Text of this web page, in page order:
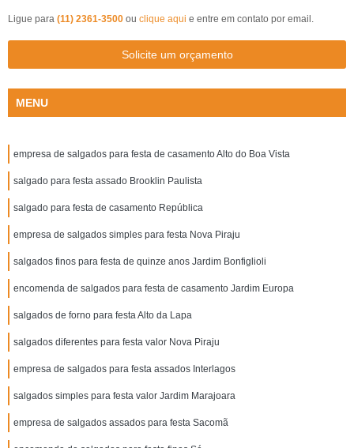
Ligue para (11) 2361-3500 ou clique aqui e entre em contato por email.
Solicite um orçamento
MENU
empresa de salgados para festa de casamento Alto do Boa Vista
salgado para festa assado Brooklin Paulista
salgado para festa de casamento República
empresa de salgados simples para festa Nova Piraju
salgados finos para festa de quinze anos Jardim Bonfiglioli
encomenda de salgados para festa de casamento Jardim Europa
salgados de forno para festa Alto da Lapa
salgados diferentes para festa valor Nova Piraju
empresa de salgados para festa assados Interlagos
salgados simples para festa valor Jardim Marajoara
empresa de salgados assados para festa Sacomã